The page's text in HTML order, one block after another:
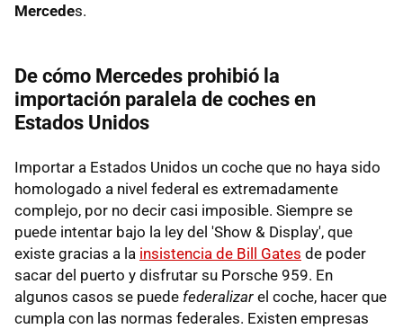
Mercedes.
De cómo Mercedes prohibió la
importación paralela de coches en
Estados Unidos
Importar a Estados Unidos un coche que no haya sido
homologado a nivel federal es extremadamente
complejo, por no decir casi imposible. Siempre se
puede intentar bajo la ley del 'Show & Display', que
existe gracias a la insistencia de Bill Gates de poder
sacar del puerto y disfrutar su Porsche 959. En
algunos casos se puede federalizar el coche, hacer que
cumpla con las normas federales. Existen empresas